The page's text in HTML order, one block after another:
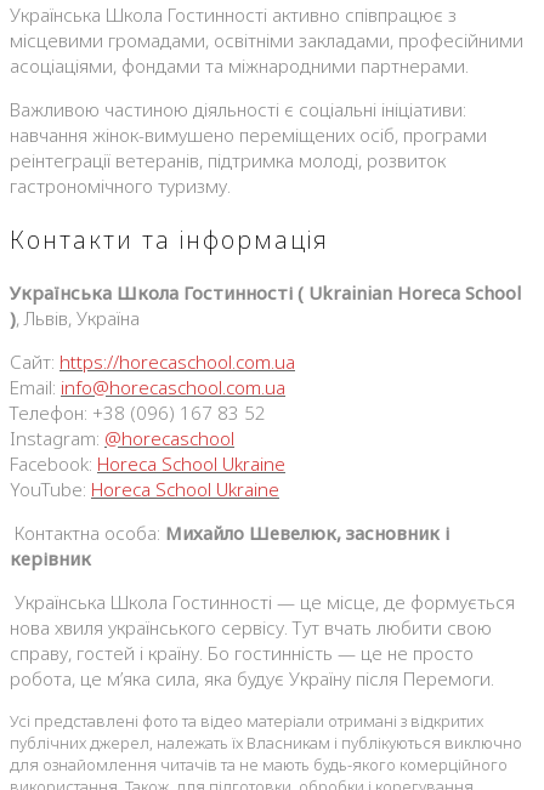
Українська Школа Гостинності активно співпрацює з
місцевими громадами, освітніми закладами, професійними
асоціаціями, фондами та міжнародними партнерами.
Важливою частиною діяльності є соціальні ініціативи:
навчання жінок-вимушено переміщених осіб, програми
реінтеграції ветеранів, підтримка молоді, розвиток
гастрономічного туризму.
Контакти та інформація
Українська Школа Гостинності ( Ukrainian Horeca School
), Львів, Україна
Сайт: https://horecaschool.com.ua
Email: info@horecaschool.com.ua
Телефон: +38 (096) 167 83 52
Instagram: @horecaschool
Facebook: Horeca School Ukraine
YouTube: Horeca School Ukraine
Контактна особа: Михайло Шевелюк, засновник і
керівник
Українська Школа Гостинності — це місце, де формується
нова хвиля українського сервісу. Тут вчать любити свою
справу, гостей і країну. Бо гостинність — це не просто
робота, це м’яка сила, яка будує Україну після Перемоги.
Усі представлені фото та відео матеріали отримані з відкритих
публічних джерел, належать їх Власникам і публікуються виключно
для ознайомлення читачів та не мають будь-якого комерційного